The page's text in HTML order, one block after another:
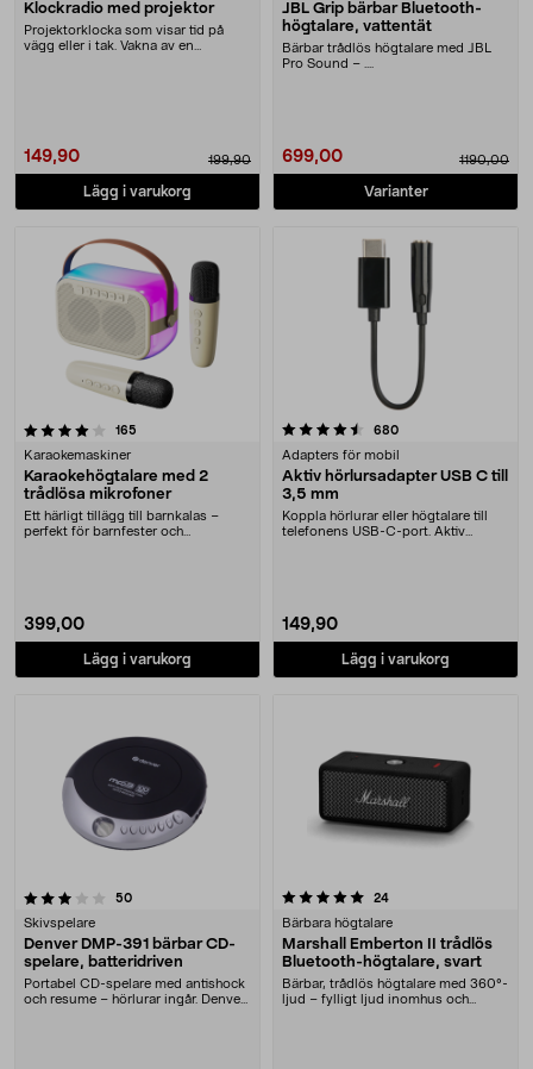
Klockradio med projektor
Projektorklocka som visar tid på
vägg eller i tak. Vakna av en
149,90 199,90
Lägg i varukorg
JBL Grip bärbar Bluetooth-
högtalare, vattentät
Bärbar trådlös högtalare med JBL
Pro Sound – ....
699,00 1190,00
Varianter
165
Karaokemaskiner
Karaokehögtalare med 2
trådlösa mikrofoner
Ett härligt tillägg till barnkalas –
perfekt för barnfester och
399,00
Lägg i varukorg
4.5 av 5 stjärnor 680recensioner
Adapters för mobil
Aktiv hörlursadapter USB C till
3,5 mm
Koppla hörlurar eller högtalare till
telefonens USB-C-port. Aktiv
149,90
Lägg i varukorg
50recensioner
Skivspelare
Denver DMP-391 bärbar CD-
spelare, batteridriven
Portabel CD-spelare med antishock
och resume – hörlurar ingår. Denver
5.0 av 5 stjärnor 24recensioner
Bärbara högtalare
Marshall Emberton II trådlös
Bluetooth-högtalare, svart
Bärbar, trådlös högtalare med 360°-
ljud – fylligt ljud inomhus och